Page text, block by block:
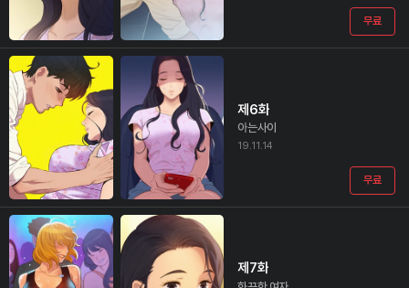
무료
제6화
아는사이
19.11.14
무료
제7화